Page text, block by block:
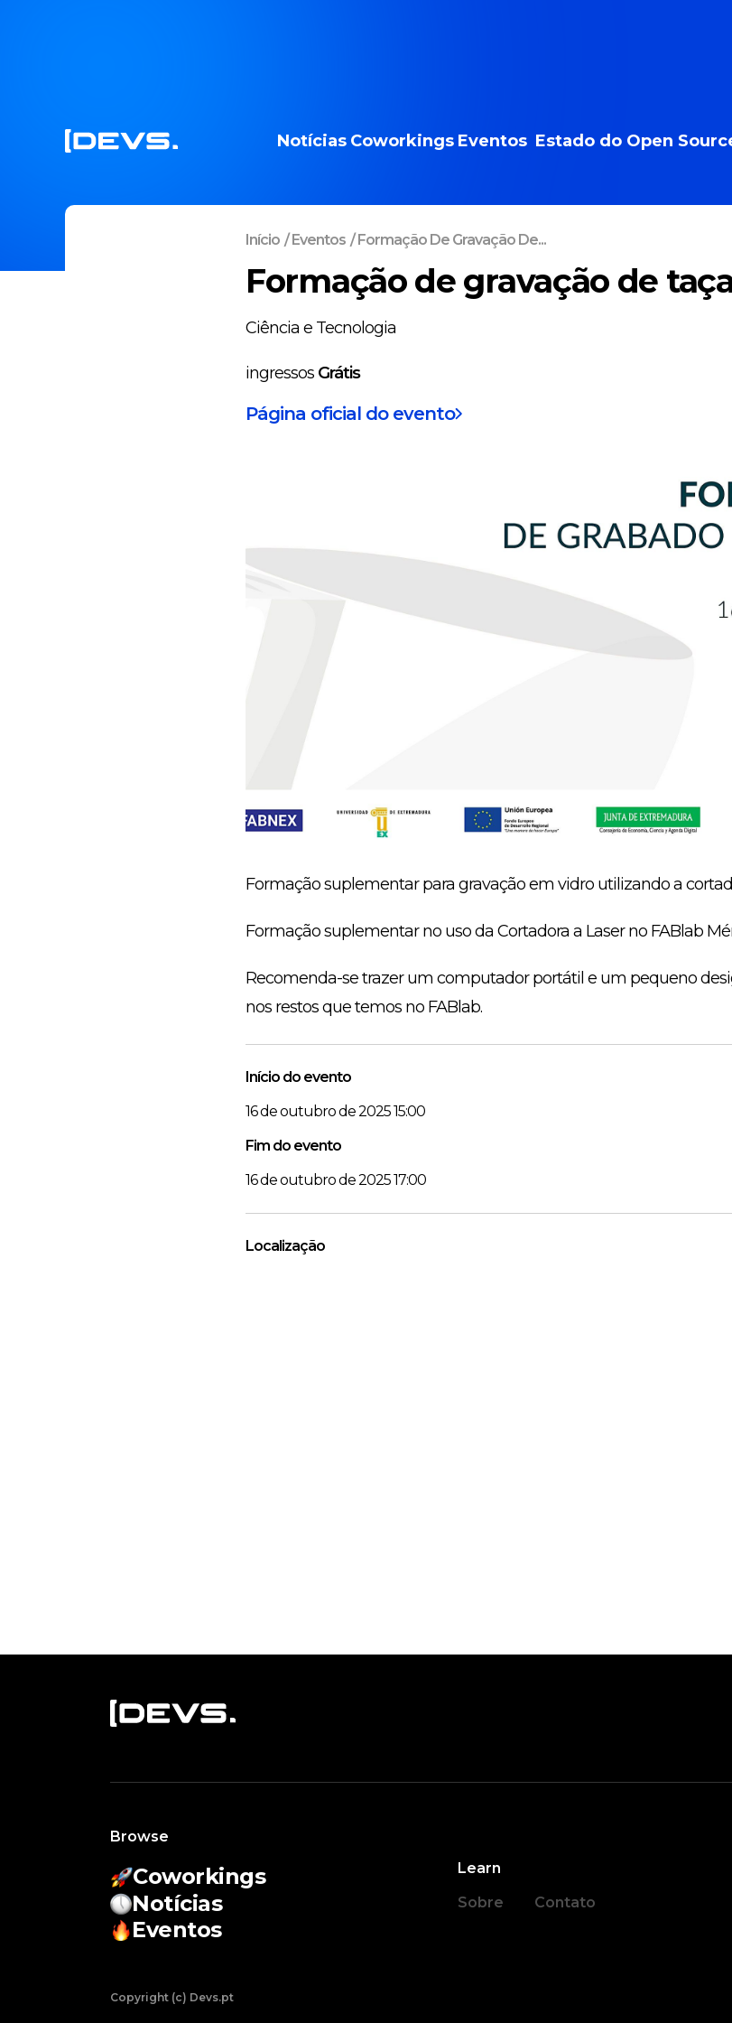
Notícias Coworkings Eventos Estado do Open
Início /Eventos / Formação De Gravação De...
Formação de gravação de
Ciência e Tecnologia
ingressos Grátis
Página oficial do evento
Formação suplementar para gravação em vidro utilizando a
Formação suplementar no uso da Cortadora a Laser no FABlab
Recomenda-se trazer um computador portátil e um pequeno
nos restos que temos no FABlab.
Início do evento
16 de outubro de 2025 15:00
Fim do evento
16 de outubro de 2025 17:00
Localização
Browse
Coworkings
Notícias
Eventos
Learn
Sobre
Contato
Copyright (c) Devs.pt